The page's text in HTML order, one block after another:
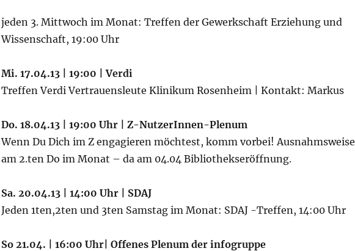
jeden 3. Mittwoch im Monat: Treffen der Gewerkschaft Erziehung und
Wissenschaft, 19:00 Uhr
Mi. 17.04.13 | 19:00 | Verdi
Treffen Verdi Vertrauensleute Klinikum Rosenheim | Kontakt: Markus
Do. 18.04.13 | 19:00 Uhr | Z-NutzerInnen-Plenum
Wenn Du Dich im Z engagieren möchtest, komm vorbei! Ausnahmsweise
am 2.ten Do im Monat – da am 04.04 Bibliothekseröffnung.
Sa. 20.04.13 | 14:00 Uhr | SDAJ
Jeden 1ten,2ten und 3ten Samstag im Monat: SDAJ -Treffen, 14:00 Uhr
So 21.04. | 16:00 Uhr| Offenes Plenum der infogruppe